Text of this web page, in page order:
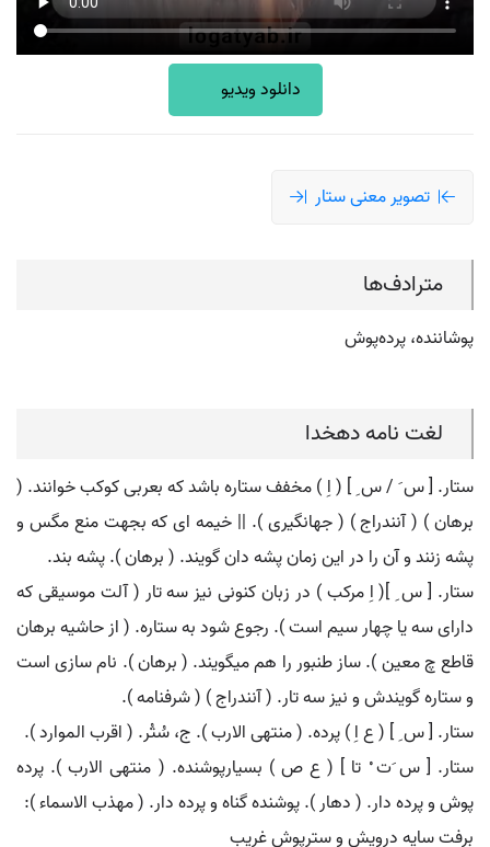
دانلود ویدیو
تصویر معنی ستار
مترادف‌ها
پوشاننده، پرده‌پوش
لغت نامه دهخدا
ستار. [ س َ / س ِ ] ( اِ ) مخفف ستاره باشد که بعربی کوکب خوانند. (
برهان ) ( آنندراج ) ( جهانگیری ). || خیمه ای که بجهت منع مگس و
پشه زنند و آن را در این زمان پشه دان گویند. ( برهان ). پشه بند.
ستار. [ س ِ ]( اِ مرکب ) در زبان کنونی نیز سه تار ( آلت موسیقی که
دارای سه یا چهار سیم است ). رجوع شود به ستاره. ( از حاشیه برهان
قاطع چ معین ). ساز طنبور را هم میگویند. ( برهان ). نام سازی است
و ستاره گویندش و نیز سه تار. ( آنندراج ) ( شرفنامه ).
ستار. [ س ِ ] ( ع اِ ) پرده. ( منتهی الارب ). ج، سُتُر. ( اقرب الموارد ).
ستار. [ س َت ْ تا ] ( ع ص ) بسیارپوشنده. ( منتهی الارب ). پرده
پوش و پرده دار. ( دهار ). پوشنده گناه و پرده دار. ( مهذب الاسماء ):
برفت سایه درویش و سترپوش غریب